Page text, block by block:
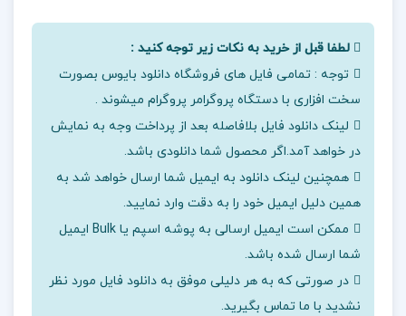
لطفا قبل از خرید به نکات زیر توجه کنید :
توجه : تمامی فایل های فروشگاه دانلود بایوس بصورت
سخت افزاری با دستگاه پروگرامر پروگرام میشوند .
لینک دانلود فایل بلافاصله بعد از پرداخت وجه به نمایش
در خواهد آمد.اگر محصول شما دانلودی باشد.
همچنین لینک دانلود به ایمیل شما ارسال خواهد شد به
همین دلیل ایمیل خود را به دقت وارد نمایید.
ممکن است ایمیل ارسالی به پوشه اسپم یا Bulk ایمیل
شما ارسال شده باشد.
در صورتی که به هر دلیلی موفق به دانلود فایل مورد نظر
نشدید با ما تماس بگیرید.